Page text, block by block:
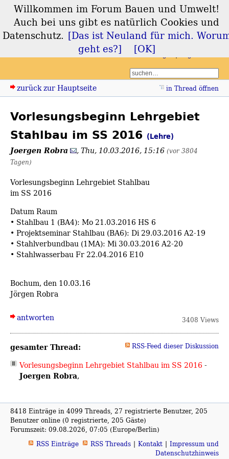
Forum Bauen und
Umwelt
zurück zur Hauptseite in Thread öffnen
Vorlesungsbeginn Lehrgebiet
Stahlbau im SS 2016 (Lehre)
Joergen Robra ,Thu, 10.03.2016, 15:16 (vor 3804
Tagen)
Vorlesungsbeginn Lehrgebiet Stahlbau
im SS 2016
Datum Raum
• Stahlbau 1 (BA4): Mo 21.03.2016 HS 6
• Projektseminar Stahlbau (BA6): Di 29.03.2016 A2-19
• Stahlverbundbau (1MA): Mi 30.03.2016 A2-20
• Stahlwasserbau Fr 22.04.2016 E10
Bochum, den 10.03.16
Jörgen Robra
antworten 3408 Views
gesamter Thread: RSS-Feed dieser Diskussion
Vorlesungsbeginn Lehrgebiet Stahlbau im SS 2016 -
Joergen Robra,
8418 Einträge in 4099 Threads, 27 registrierte Benutzer, 205
Benutzer online (0 registrierte, 205 Gäste)
Forumszeit: 09.08.2026, 07:05 (Europe/Berlin)
RSS Einträge
RSS Threads Kontakt
Impressum und
Datenschutzhinweis
Willkommen im Forum Bauen und Umwelt!
Auch bei uns gibt es natürlich Cookies und
Datenschutz. [Das ist Neuland für mich.
geht es?]
[OK]